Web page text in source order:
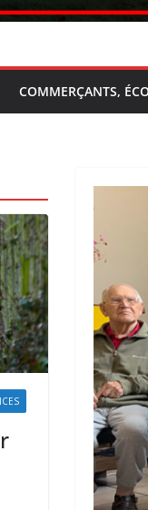
COMMERÇANTS,